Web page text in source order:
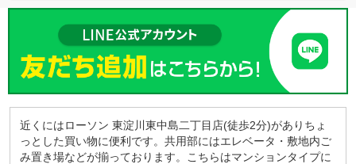
近くにはローソン 東淀川東中島二丁目店(徒歩2分)がありちょ
っとした買い物に便利です。共用部にはエレベータ・敷地内ご
み置き場などが揃っております。こちらはマンションタイプに